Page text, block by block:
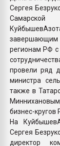
Сергея
Самарской
завершающим
регионам РФ
провели ряд
министра
также в
бизнес-кругов
На
Сергея
директор